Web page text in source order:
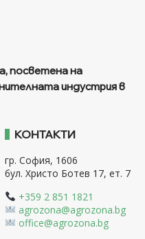
посветена на
индустрия в
КОНТАКТИ
гр. София, 1606
бул. Христо Ботев 17, ет. 7
+359 2 851 1821
agrozona@agrozona.bg
office@agrozona.bg